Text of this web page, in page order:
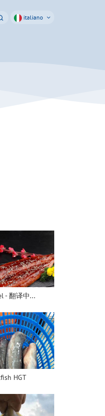
italiano
- 翻译中...
HGT